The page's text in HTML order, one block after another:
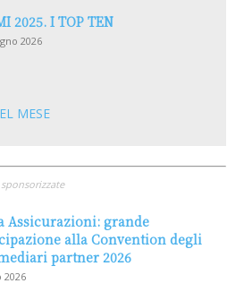
2025. I TOP TEN
2026
MESE
Assicurazioni: grande
alla Convention degli
partner 2026
2026